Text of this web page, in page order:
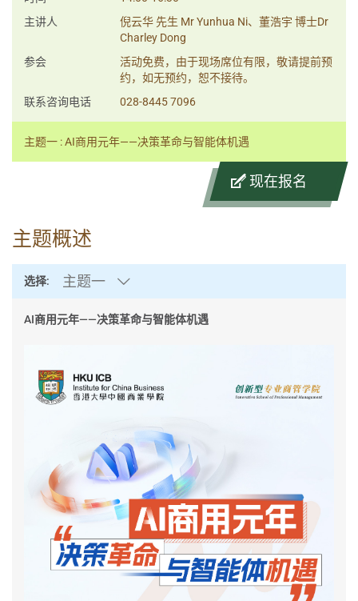
主讲人
倪云华 先生 Mr Yunhua Ni、董浩宇 博士Dr
Charley Dong
参会
活动免费，由于现场席位有限，敬请提前预
约，如无预约，恕不接待。
联系咨询电话
028-8445 7096
主题一 : AI商用元年——决策革命与智能体机遇
现在报名
主题概述
选择: 主题一
AI商用元年——决策革命与智能体机遇